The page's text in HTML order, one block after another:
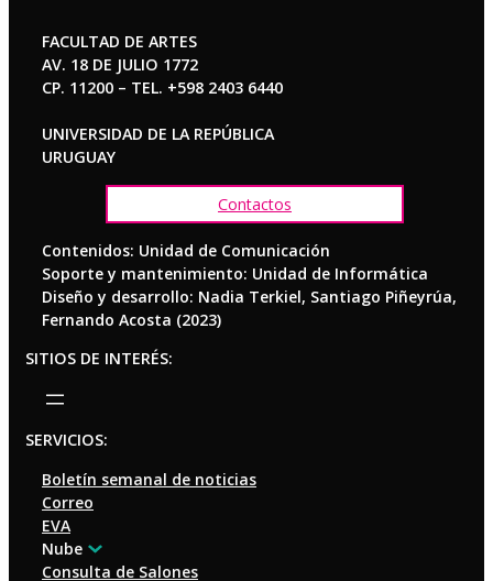
FACULTAD DE ARTES
AV. 18 DE JULIO 1772
CP. 11200 – TEL. +598 2403 6440
UNIVERSIDAD DE LA REPÚBLICA
URUGUAY
Contactos
Contenidos: Unidad de Comunicación
Soporte y mantenimiento: Unidad de Informática
Diseño y desarrollo: Nadia Terkiel, Santiago Piñeyrúa,
Fernando Acosta (2023)
SITIOS DE INTERÉS:
SERVICIOS:
Boletín semanal de noticias
Correo
EVA
Nube
Consulta de Salones